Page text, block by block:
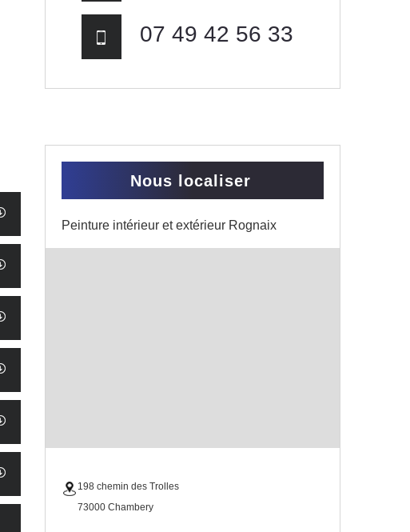
07 49 42 56 33
Nous localiser
Peinture intérieur et extérieur Rognaix
198 chemin des Trolles
73000 Chambery